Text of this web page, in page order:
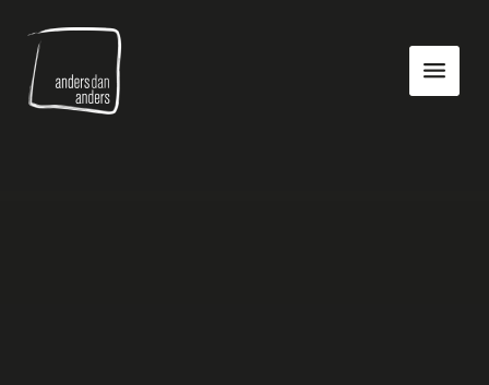
Anders
dan
Toon
navigatie